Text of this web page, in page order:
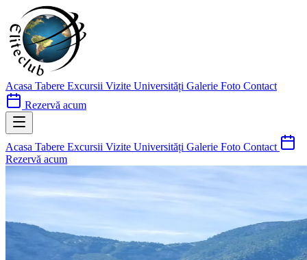
Acasa Tabere Excursii Vizite Universități Galerie Foto Contact
Rezervă acum
Acasa Tabere Excursii Vizite Universități Galerie Foto Contact
Rezervă acum